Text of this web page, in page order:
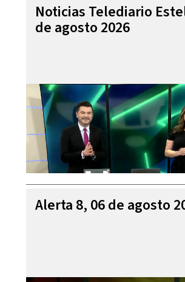
Noticias Telediario
de agosto 2026
Alerta 8, 06 de agosto